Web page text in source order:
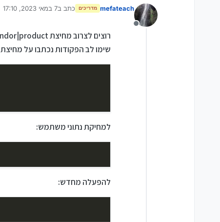
מנותק
mefateach מדריכים כתב ב7 במאי 2023, 17:10
נערך לאחרונה על ידי mefateach
רוצים לצרוב מחיצת system|vendor|product בנפרד בלי ליצור קובץ super
שימו לב הפקודות נכתבו על מחיצת system למחיצות אחרות ניתן לשנות את הפקודות בהתאם
למחיקת נתוני משתמש:
להפעלה מחדש: